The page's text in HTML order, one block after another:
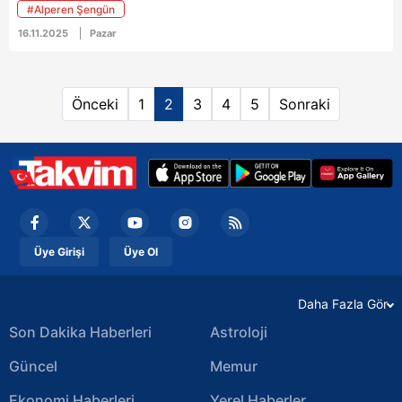
#Alperen Şengün
16.11.2025 Pazar
Önceki 1 2 3 4 5 Sonraki
Üye Girişi Üye Ol
Daha Fazla Gör
Son Dakika Haberleri
Güncel
Astroloji
Memur